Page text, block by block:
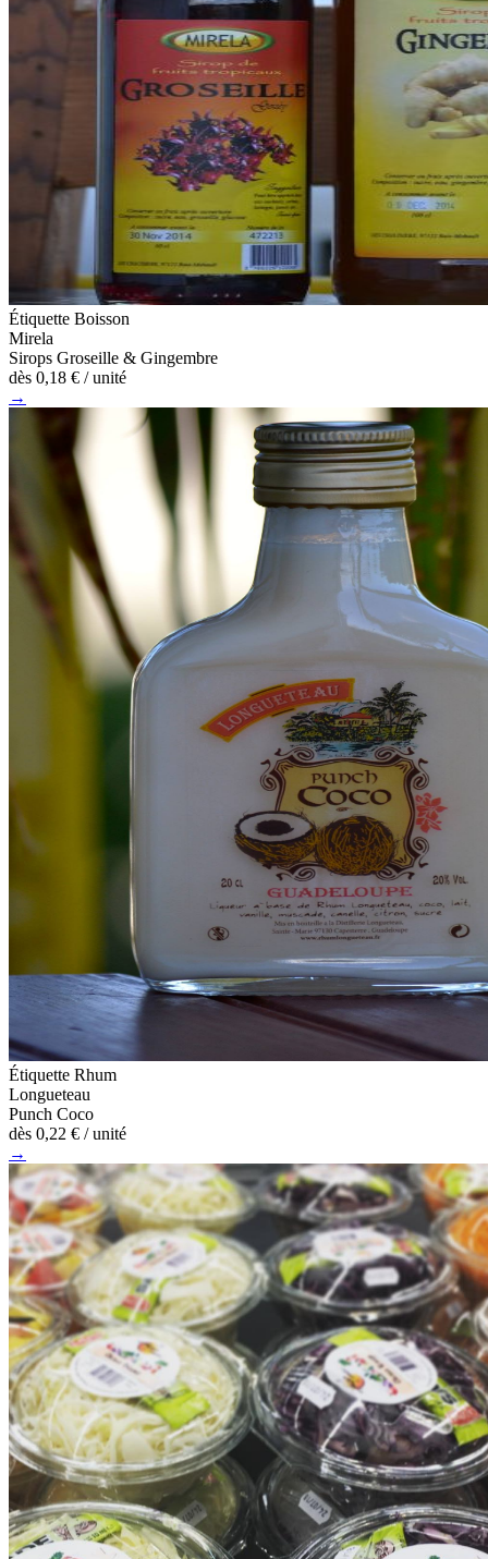
Étiquette Boisson
Mirela
Sirops Groseille & Gingembre
dès 0,18 € / unité
→
Étiquette Rhum
Longueteau
Punch Coco
dès 0,22 € / unité
→